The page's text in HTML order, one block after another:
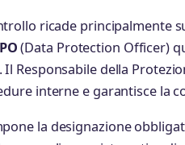
ricade principalmente
(Data Protection Officer)
Responsabile della
interne e garantisce la
la designazione